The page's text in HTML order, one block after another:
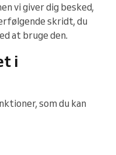
vi giver dig besked,
skridt, du
at bruge den.
i
som du kan